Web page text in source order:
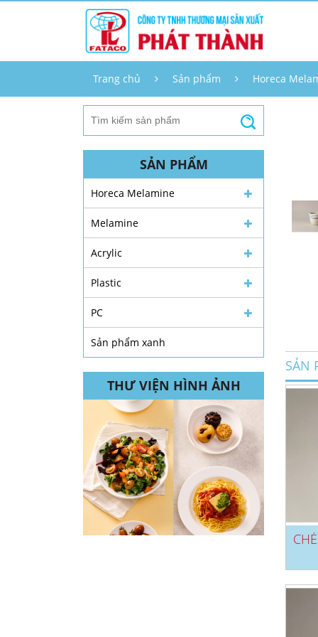
Trang chủ Sản phẩm Horeca
SẢN PHẨM
Horeca Melamine
Melamine
Acrylic
Plastic
PC
Sản phẩm xanh
THƯ VIỆN HÌNH ẢNH
SẢN